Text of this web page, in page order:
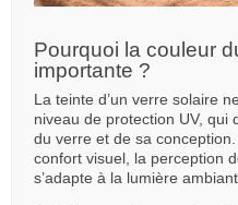
Pourquoi la couleur
importante ?
La teinte d’un verre solaire
niveau de protection UV, qui
du verre et de sa
confort visuel, la perception
s’adapte à la lumière